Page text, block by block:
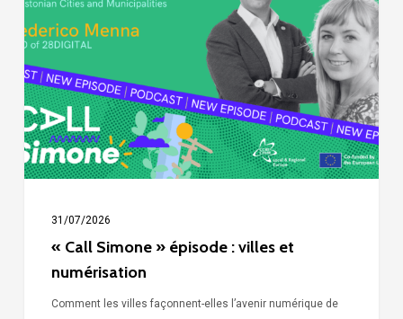
épisode
:
villes
et
numérisation
31/07/2026
« Call Simone » épisode : villes et
numérisation
Comment les villes façonnent-elles l’avenir numérique de